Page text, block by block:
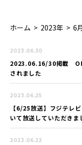
ホーム > 2023年 > 6
2023.06.30
2023.06.16/30掲載
されました
2023.06.25
【6/25放送】フジテレ
いて放送していただきま
2023.06.22